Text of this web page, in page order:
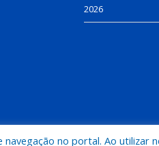
2026
no portal. Ao utilizar